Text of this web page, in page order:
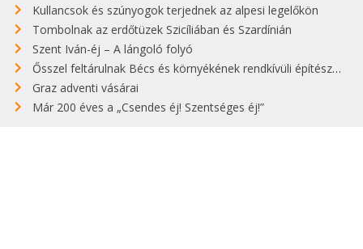
Kullancsok és szúnyogok terjednek az alpesi legelőkön
Tombolnak az erdőtüzek Szicíliában és Szardínián
Szent Iván-éj – A lángoló folyó
Ősszel feltárulnak Bécs és környékének rendkívüli építészeti kincsei
Graz adventi vásárai
Már 200 éves a „Csendes éj! Szentséges éj!”